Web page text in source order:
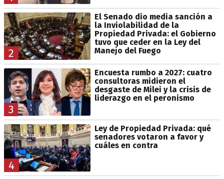
2
El Senado dio media sanción a
la Inviolabilidad de la
Propiedad Privada: el Gobierno
tuvo que ceder en la Ley del
Manejo del Fuego
3
Encuesta rumbo a 2027: cuatro
consultoras midieron el
desgaste de Milei y la crisis de
liderazgo en el peronismo
4
Ley de Propiedad Privada: qué
senadores votaron a favor y
cuáles en contra